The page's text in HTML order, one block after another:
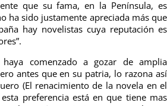
que su fama, en la Península, es
ha sido justamente apreciada más que
hay novelistas cuya reputación es
comenzado a gozar de amplia
antes que en su patria, lo razona así
(El renacimiento de la novela en el
preferencia está en que tiene mas